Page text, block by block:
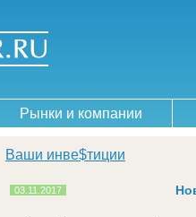
Рынки и компании
Ваши инве$тиции
03.11.2017